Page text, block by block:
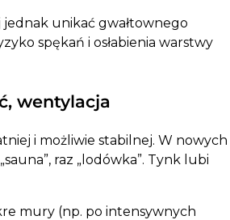
jednak unikać gwałtownego
spękań i osłabienia warstwy
wentylacja
i możliwie stabilnej. W nowych
raz „lodówka”. Tynk lubi
mury (np. po intensywnych